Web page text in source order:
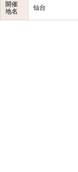
開催
地名
仙台